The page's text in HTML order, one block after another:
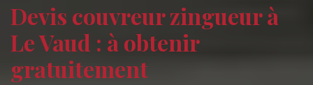
Devis couvreur zingueur à
Le Vaud : à obtenir
gratuitement